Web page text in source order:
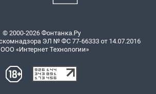
© 2000-2026 Фонтанка.Ру
ЭЛ № ФС 77-66333 от 14.07.2016
«Интернет Технологии»